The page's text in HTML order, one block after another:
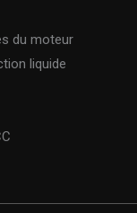
du moteur
liquide